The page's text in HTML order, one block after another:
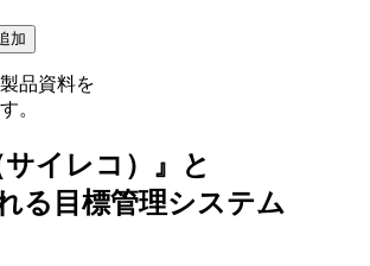
加
品資料を
。
サイレコ）』と
る目標管理システム